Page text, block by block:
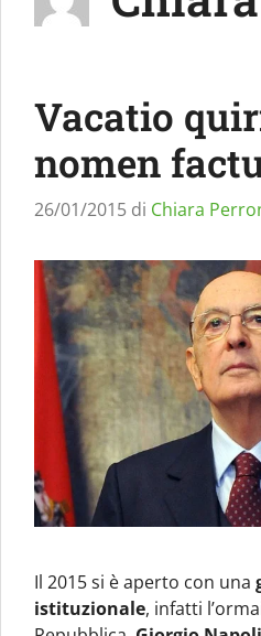
Vacatio
nomen
26/01/2015 di Chiara
Il 2015 si è aperto con una
istituzionale, infatti